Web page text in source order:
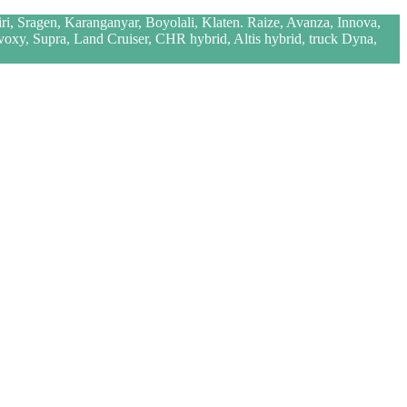
Sragen, Karanganyar, Boyolali, Klaten. Raize, Avanza, Innova,
Supra, Land Cruiser, CHR hybrid, Altis hybrid, truck Dyna,